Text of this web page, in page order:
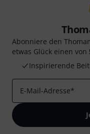
Abonniere den
etwas Glück einen von
Inspirierende
E-Mail-Adresse*